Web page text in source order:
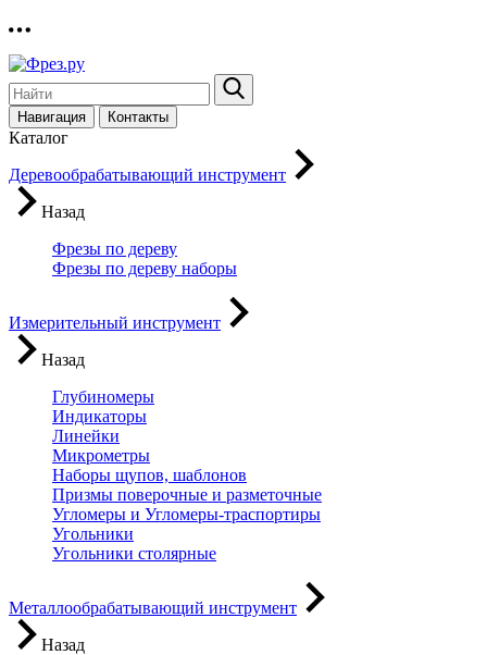
Навигация Контакты
Каталог
Деревообрабатывающий инструмент
Назад
Фрезы по дереву
Фрезы по дереву наборы
Измерительный инструмент
Назад
Глубиномеры
Индикаторы
Линейки
Микрометры
Наборы щупов, шаблонов
Призмы поверочные и разметочные
Угломеры и Угломеры-траспортиры
Угольники
Угольники столярные
Металлообрабатывающий инструмент
Назад